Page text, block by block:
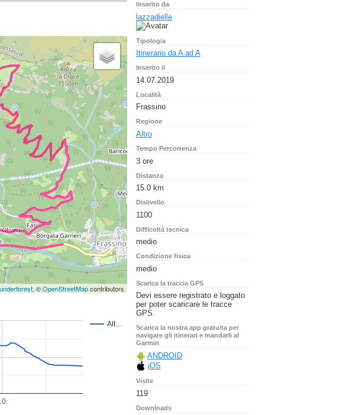
, ©OpenStreetMapcontributors
Inserito da
lazzadielle
Tipologia
Itinerario da A ad A
Inserito il
14.07.2019
Località
Frassino
Regione
Altro
Tempo Percorrenza
3 ore
Distanza
15.0 km
Dislivello
1100
Difficoltà tecnica
medio
Condizione fisica
medio
Scarica la traccia GPS
Devi essere registrato e loggato
per poter scaricare le tracce
GPS.
Scarica la nostra app gratuita per
navigare gli itinerari e mandarli al
Garmin
ANDROID
iOS
Visite
119
Downloads